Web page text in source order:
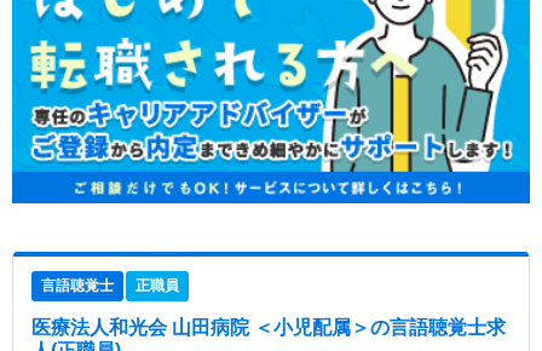
言語聴覚士 正職員
医療法人和光会 山田病院 ＜小児配属＞の言語聴覚士求